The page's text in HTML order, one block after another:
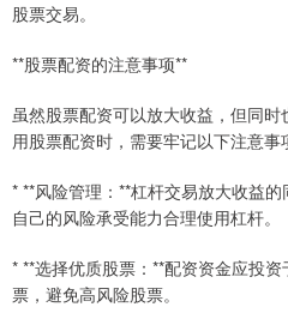
股票交易。
**股票配资的注意事项**
虽然股票配资可以放大收益，但同
用股票配资时，需要牢记以下注意事
* **风险管理：**杠杆交易放大收益
自己的风险承受能力合理使用杠杆。
* **选择优质股票：**配资资金应投
票，避免高风险股票。